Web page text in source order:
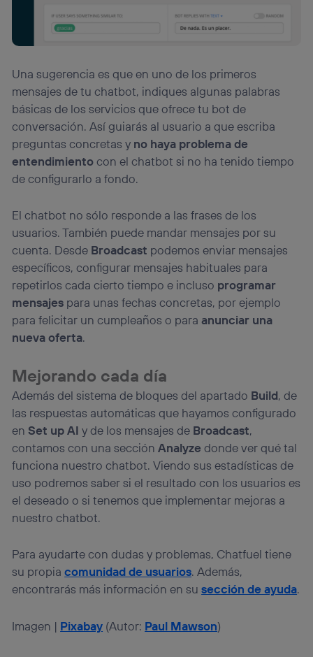
Una sugerencia es que en uno de los primeros
mensajes de tu chatbot, indiques algunas palabras
básicas de los servicios que ofrece tu bot de
conversación. Así guiarás al usuario a que escriba
preguntas concretas y no haya problema de
entendimientocon el chatbot si no ha tenido tiempo
de configurarlo a fondo.
El chatbot no sólo responde a las frases de los
usuarios. También puede mandar mensajes por su
cuenta. Desde Broadcast podemos enviar mensajes
específicos, configurar mensajes habituales para
repetirlos cada cierto tiempo e incluso programar
mensajes para unas fechas concretas, por ejemplo
para felicitar un cumpleaños o para anunciar una
nueva oferta.
Mejorando cada día
Además del sistema de bloques del apartado Build, de
las respuestas automáticas que hayamos configurado
enSet up AI y de los mensajes de Broadcast,
contamos con una secciónAnalyze donde ver qué tal
funciona nuestro chatbot. Viendo sus estadísticas de
uso podremos saber si el resultado con los usuarios es
el deseado o si tenemos que implementar mejoras a
nuestro chatbot.
Para ayudarte con dudas y problemas, Chatfuel tiene
su propiacomunidad de usuarios. Además,
encontrarás más información en susección de ayuda.
Imagen | Pixabay (Autor: Paul Mawson)